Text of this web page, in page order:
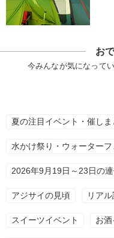
お
今みんなが気になって
夏の注目イベント・催しま
水かけ祭り・ウォーターフ
2026年9月19日～23日の
アジサイの見頃 リア
スイーツイベント お酒